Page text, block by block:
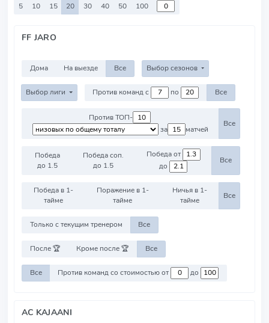
5 10 15 20 30 40 50 100
FF JARO
Дома На выезде Все Выбор сезонов
Выбор лиги Против команд с по Все
Против ТОП-
за
матчей
Все
Победа
до 1.5
Победа соп.
до 1.5
Победа от
до
Все
Победа в 1-
тайме
Поражение в 1-
тайме
Ничья в 1-
тайме
Все
Только с текущим тренером Все
После 🏆 Кроме после 🏆 Все
Все Против команд со стоимостью от до
AC KAJAANI